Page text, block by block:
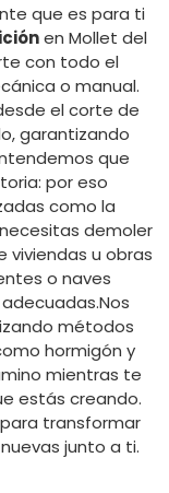
que es para ti
en Mollet del
con todo el
o manual.
el corte de
garantizando
que
por eso
como la
demoler
viviendas u obras
o naves
métodos
hormigón y
mientras te
estás creando.
transformar
junto a ti.